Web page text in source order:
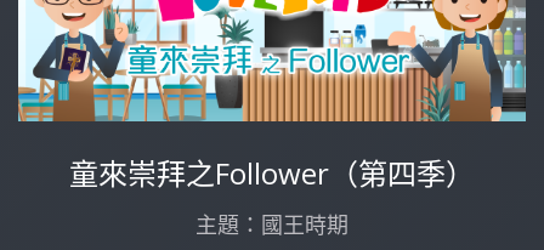
童來崇拜之Follower（第四季）
主題：國王時期